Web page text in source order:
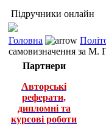
Підручники онлайн
Головна
самовизначення за М.
Партнери
Авторські
реферати,
дипломні та
курсові роботи